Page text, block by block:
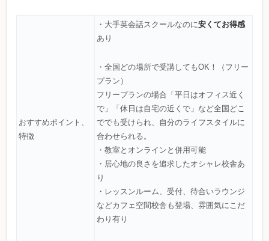
おすすめポイント、
特徴
・大手英会話スクールなのに安くてお得感
あり
・全国どの場所で受講してもOK！（フリー
プラン）
フリープランの場合「平日はオフィス近く
で」「休日は自宅の近くで」など全国どこ
ででも受けられ、自分のライフスタイルに
合わせられる。
・教室とオンラインと併用可能
・居心地の良さを追求したオシャレ校舎あ
り
・レッスンルーム、受付、待合いラウンジ
などカフェ空間校舎も登場、雰囲気にこだ
わり有り